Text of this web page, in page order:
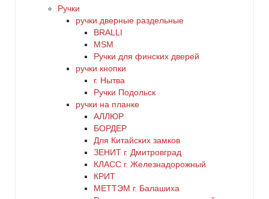
Ручки
ручки дверные раздельные
BRALLI
MSM
Ручки для финских дверей
ручки кнопки
г. Нытва
Ручки Подольск
ручки на планке
АЛЛЮР
БОРДЕР
Для Китайских замков
ЗЕНИТ г. Дмитровград
КЛАСС г. Железнадорожный
КРИТ
МЕТТЭМ г. Балашиха